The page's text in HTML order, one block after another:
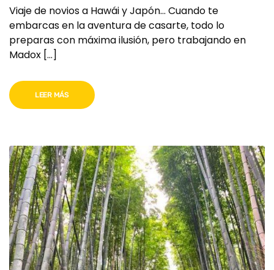
Viaje de novios a Hawái y Japón… Cuando te
embarcas en la aventura de casarte, todo lo
preparas con máxima ilusión, pero trabajando en
Madox […]
LEER MÁS